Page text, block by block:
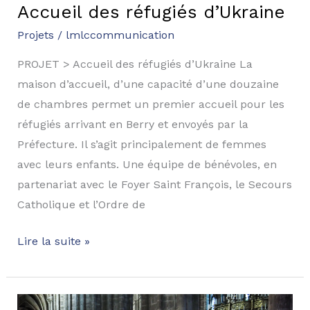
Accueil des réfugiés d’Ukraine
Projets / lmlccommunication
PROJET > Accueil des réfugiés d’Ukraine La
maison d’accueil, d’une capacité d’une douzaine
de chambres permet un premier accueil pour les
réfugiés arrivant en Berry et envoyés par la
Préfecture. Il s’agit principalement de femmes
avec leurs enfants. Une équipe de bénévoles, en
partenariat avec le Foyer Saint François, le Secours
Catholique et l’Ordre de
Lire la suite »
Exposition